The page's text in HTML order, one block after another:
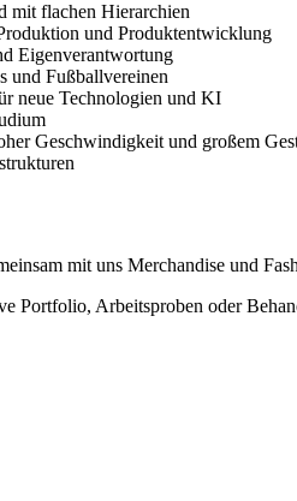
mit flachen Hierarchien
und Produktentwicklung
Eigenverantwortung
und Fußballvereinen
neue Technologien und KI
Geschwindigkeit und großem
mit uns Merchandise und
Portfolio, Arbeitsproben oder